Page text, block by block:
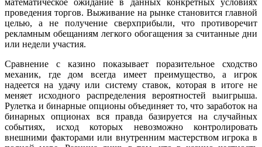
математическое ожидание в данных конкретных условиях
проведения торгов. Выживание на рынке становится главной
целью, а не получение сверхприбыли, что противоречит
рекламным обещаниям легкого обогащения за считанные дни
или недели участия.
Сравнение с казино показывает поразительное сходство
механик, где дом всегда имеет преимущество, а игрок
надеется на удачу или систему ставок, которая в итоге не
меняет исходного распределения вероятностей выигрыша.
Рулетка и бинарные опционы объединяет то, что заработок на
бинарных опционах вся правда базируется на случайных
событиях, исход которых невозможно контролировать
внешними факторами или внутренним мастерством игрока в